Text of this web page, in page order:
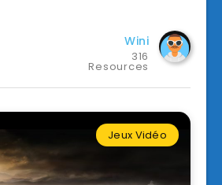
Wini
316
Resources
Jeux Vidéo